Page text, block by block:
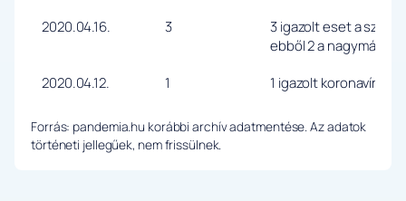
2020.04.16.
3
3 igazolt eset a
ebből 2 a
2020.04.12.
1 1 igazolt koronavírus
Forrás: pandemia.hu korábbi archív adatmentése. Az adatok
történeti jellegűek, nem frissülnek.